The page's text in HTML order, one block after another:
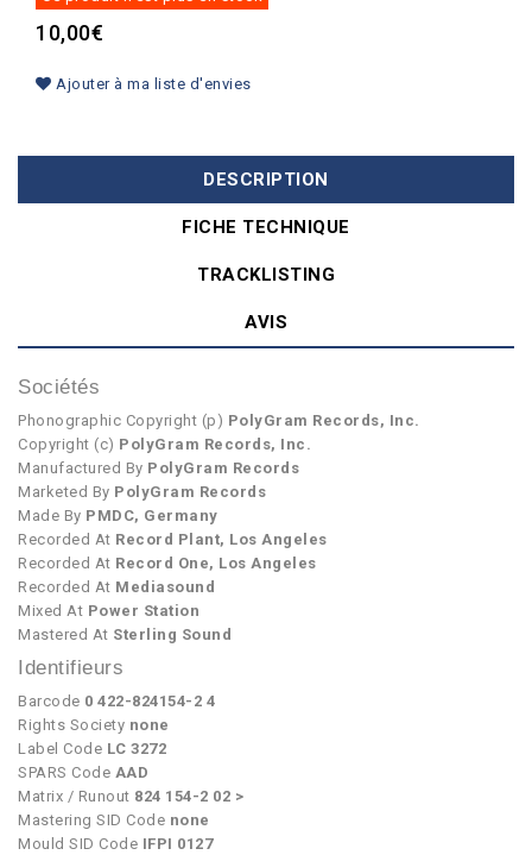
10,00€
Ajouter à ma liste d'envies
DESCRIPTION
FICHE TECHNIQUE
TRACKLISTING
AVIS
Sociétés
Phonographic Copyright (p) PolyGram Records, Inc.
Copyright (c) PolyGram Records, Inc.
Manufactured By PolyGram Records
Marketed By PolyGram Records
Made By PMDC, Germany
Recorded At Record Plant, Los Angeles
Recorded At Record One, Los Angeles
Recorded At Mediasound
Mixed At Power Station
Mastered At Sterling Sound
Identifieurs
Barcode 0 422-824154-2 4
Rights Society none
Label Code LC 3272
SPARS Code AAD
Matrix / Runout 824 154-2 02 >
Mastering SID Code none
Mould SID Code IFPI 0127